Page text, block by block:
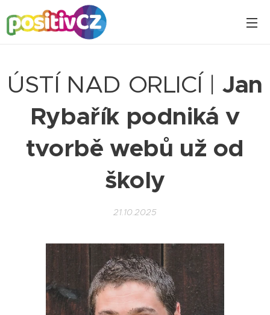
ÚSTÍ NAD ORLICÍ | Jan
Rybařík podniká v
tvorbě webů už od
školy
21.10.2025